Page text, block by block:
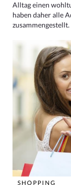
Alltag einen
haben daher alle
zusammengestellt.
SHOPPING